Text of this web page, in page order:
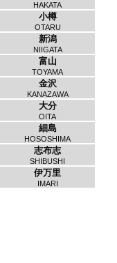
HAKATA
小樽
OTARU
新潟
NIIGATA
富山
TOYAMA
金沢
KANAZAWA
大分
OITA
細島
HOSOSHIMA
志布志
SHIBUSHI
伊万里
IMARI